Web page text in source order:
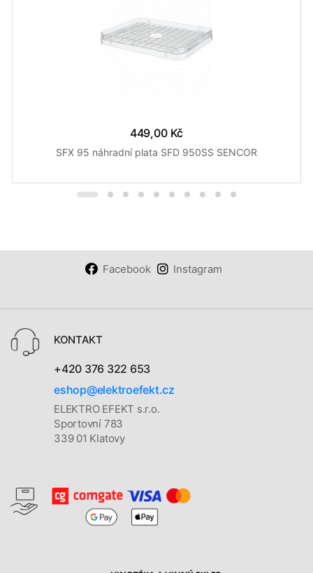
449,00 Kč
SFX 95 náhradní plata SFD 950SS SENCOR
Facebook Instagram
KONTAKT
+420 376 322 653
eshop@elektroefekt.cz
ELEKTRO EFEKT s.r.o.
Sportovní 783
339 01 Klatovy